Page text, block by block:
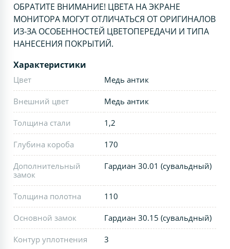
ОБРАТИТЕ ВНИМАНИЕ! ЦВЕТА НА ЭКРАНЕ
МОНИТОРА МОГУТ ОТЛИЧАТЬСЯ ОТ ОРИГИНАЛОВ
ИЗ-ЗА ОСОБЕННОСТЕЙ ЦВЕТОПЕРЕДАЧИ И ТИПА
НАНЕСЕНИЯ ПОКРЫТИЙ.
Характеристики
Цвет Медь антик
Внешний цвет Медь антик
Толщина стали 1,2
Глубина короба 170
Дополнительный
замок
Гардиан 30.01 (сувальдный)
Толщина полотна 110
Основной замок Гардиан 30.15 (сувальдный)
Контур уплотнения 3